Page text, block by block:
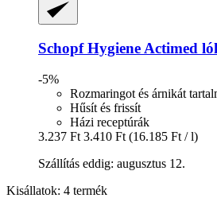
Schopf Hygiene Actimed
-5%
Rozmaringot és árnikát
Hűsít és frissít
Házi receptúrák
3.237 Ft 3.410 Ft (16.185 Ft / l)
Szállítás eddig: augusztus 12.
Kisállatok: 4 termék